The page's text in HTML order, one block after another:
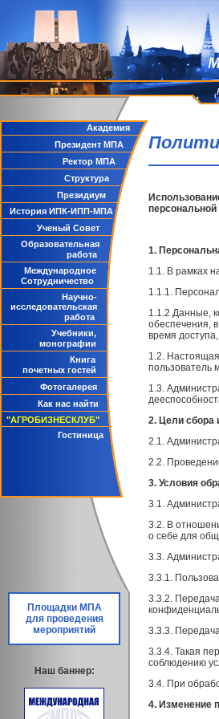
Академия
Президент МПА
Ректор МПА
Структура
Президиум
История ИПК-ИПП-МПА
Ученый Совет
Образовательная
работа
Международное
Сотрудничество
Научно-
исследовательская
работа
Учебники,
монографии
Книга
почетных гостей
Фотогалерея
Как нас найти
"АГРОБИЗНЕСКЛУБ"
Гостиница
Площадки МПА
для проведения
мероприятий
Наш баннер:
1.
1.1. В рамках
1.1.1.
1.1.2 Данные,
обеспечения,
время
1.2.
пользователь
1.3.
2. Цели сбора
2.1.
2.2.
3. Условия
3.1.
3.2. В
о себе для
3.3.
3.3.1.
3.3.2.
3.3.3.
3.3.4. Такая
соблюдению
3.4. При
4. Изменение